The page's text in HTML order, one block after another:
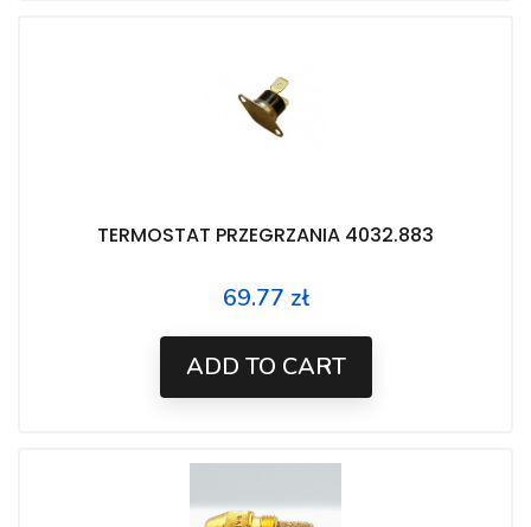
TERMOSTAT PRZEGRZANIA 4032.883
Price
69.77 zł
ADD TO CART